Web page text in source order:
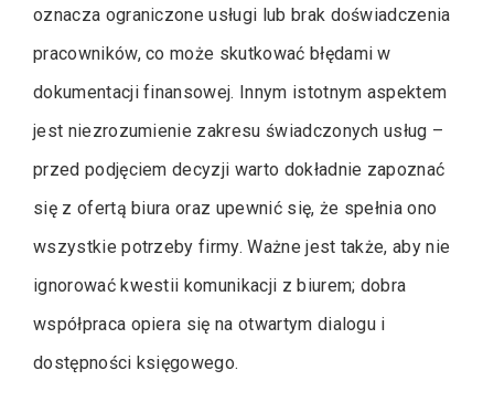
oznacza ograniczone usługi lub brak doświadczenia
pracowników, co może skutkować błędami w
dokumentacji finansowej. Innym istotnym aspektem
jest niezrozumienie zakresu świadczonych usług –
przed podjęciem decyzji warto dokładnie zapoznać
się z ofertą biura oraz upewnić się, że spełnia ono
wszystkie potrzeby firmy. Ważne jest także, aby nie
ignorować kwestii komunikacji z biurem; dobra
współpraca opiera się na otwartym dialogu i
dostępności księgowego.